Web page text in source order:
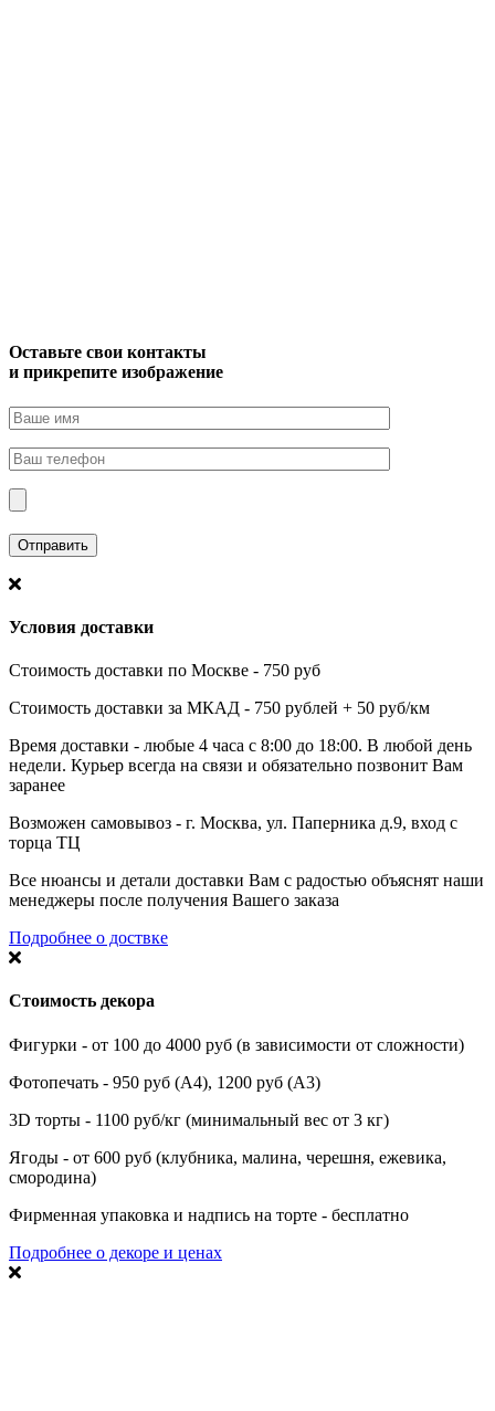
Оставьте свои контакты
и прикрепите изображение
Условия доставки
Стоимость доставки по Москве - 750 руб
Стоимость доставки за МКАД - 750 рублей + 50 руб/км
Время доставки - любые 4 часа с 8:00 до 18:00. В любой день
недели. Курьер всегда на связи и обязательно позвонит Вам
заранее
Возможен самовывоз - г. Москва, ул. Паперника д.9, вход с
торца ТЦ
Все нюансы и детали доставки Вам с радостью объяснят наши
менеджеры после получения Вашего заказа
Подробнее о доствке
Стоимость декора
Фигурки - от 100 до 4000 руб (в зависимости от сложности)
Фотопечать - 950 руб (А4), 1200 руб (А3)
3D торты - 1100 руб/кг (минимальный вес от 3 кг)
Ягоды - от 600 руб (клубника, малина, черешня, ежевика,
смородина)
Фирменная упаковка и надпись на торте - бесплатно
Подробнее о декоре и ценах